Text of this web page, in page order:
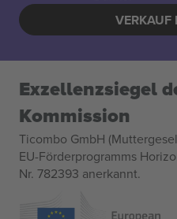
VERKAUF
Exzellenzsiegel
Kommission
Ticombo GmbH
EU-Förderprogramms
Nr. 782393 anerkannt.